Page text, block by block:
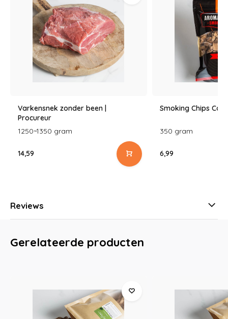
Varkensnek zonder been |
Procureur
1250~1350 gram
14,59
Smoking Chips
350 gram
6,99
Reviews
Gerelateerde producten